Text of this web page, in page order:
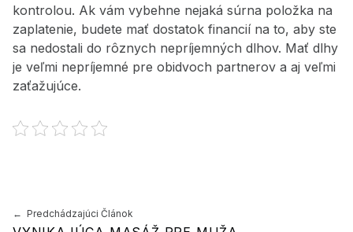
kontrolou. Ak vám vybehne nejaká súrna položka na
zaplatenie, budete mať dostatok financií na to, aby ste
sa nedostali do rôznych nepríjemných dlhov. Mať dlhy
je veľmi nepríjemné pre obidvoch partnerov a aj veľmi
zaťažujúce.
Preskočiť späť na hlavnú navigáciu
Navigácia v článku
Predchádzajúci Článok